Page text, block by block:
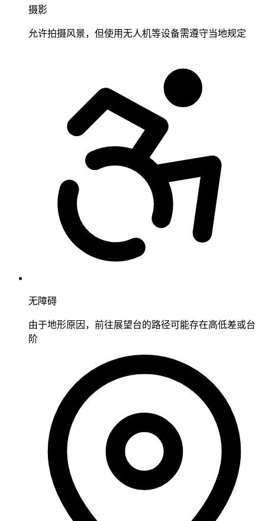
摄影
允许拍摄风景，但使用无人机等设备需遵守当地规定
无障碍
由于地形原因，前往展望台的路径可能存在高低差或台
阶